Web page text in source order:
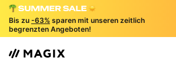
Bis zu -63% sparen mit unseren zeitlich
begrenzten Angeboten!